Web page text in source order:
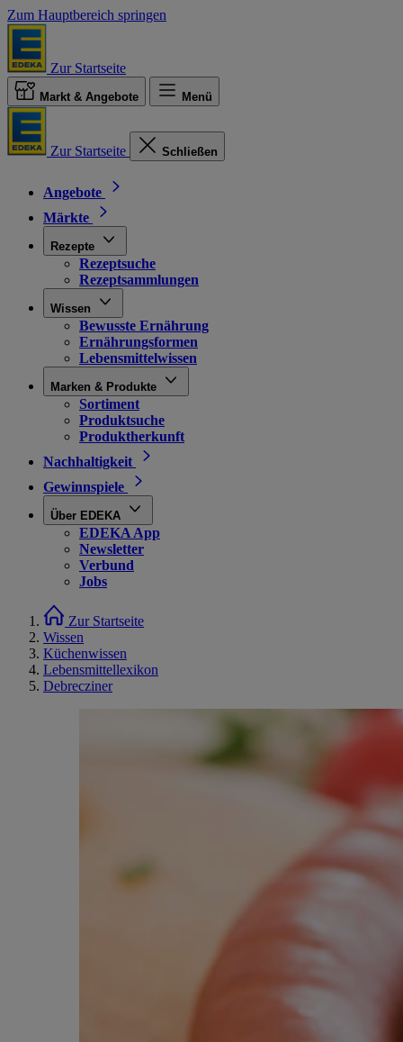
Zum Hauptbereich springen
Zur Startseite
Markt & Angebote Menü
Zur Startseite Schließen
Angebote
Märkte
Rezepte
Rezeptsuche
Rezeptsammlungen
Wissen
Bewusste Ernährung
Ernährungsformen
Lebensmittelwissen
Marken & Produkte
Sortiment
Produktsuche
Produktherkunft
Nachhaltigkeit
Gewinnspiele
Über EDEKA
EDEKA App
Newsletter
Verbund
Jobs
Zur Startseite
Wissen
Küchenwissen
Lebensmittellexikon
Debrecziner